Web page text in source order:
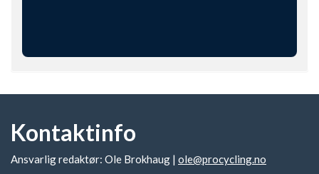
Kontaktinfo
Ansvarlig redaktør: Ole Brokhaug | ole@procycling.no